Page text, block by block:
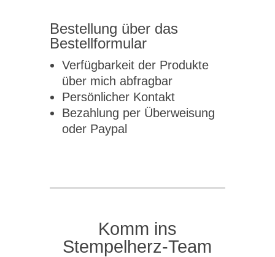
Bestellung über das
Bestellformular
Verfügbarkeit der Produkte
über mich abfragbar
Persönlicher Kontakt
Bezahlung per Überweisung
oder Paypal
Komm ins
Stempelherz-Team